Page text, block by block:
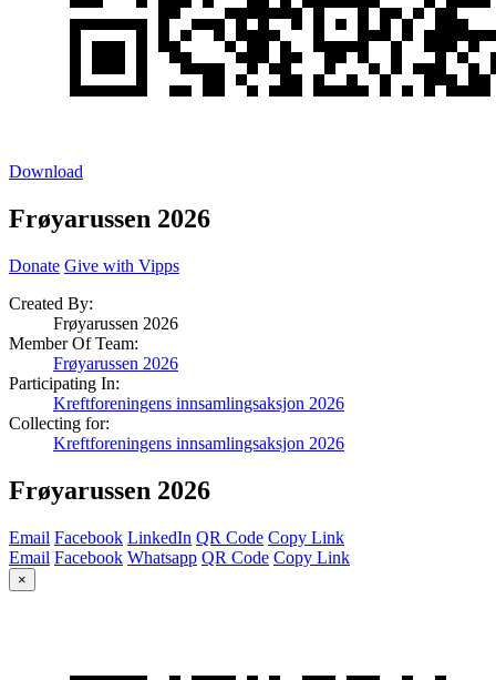
Download
Frøyarussen 2026
Donate Give with Vipps
Created By:
Frøyarussen 2026
Member Of Team:
Frøyarussen 2026
Participating In:
Kreftforeningens innsamlingsaksjon 2026
Collecting for:
Kreftforeningens innsamlingsaksjon 2026
Frøyarussen 2026
Email Facebook LinkedIn QR Code Copy Link
Email Facebook Whatsapp QR Code Copy Link
×